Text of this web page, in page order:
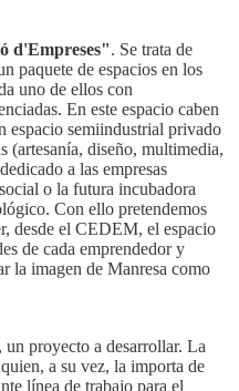
d'Empreses". Se trata de
paquete de espacios en los
uno de ellos con
En este espacio caben
espacio semiindustrial privado
(artesanía, diseño, multimedia,
a las empresas
o la futura incubadora
Con ello pretendemos
desde el CEDEM, el espacio
de cada emprendedor y
la imagen de Manresa como
un proyecto a desarrollar. La
quien, a su vez, la importa de
línea de trabajo para el